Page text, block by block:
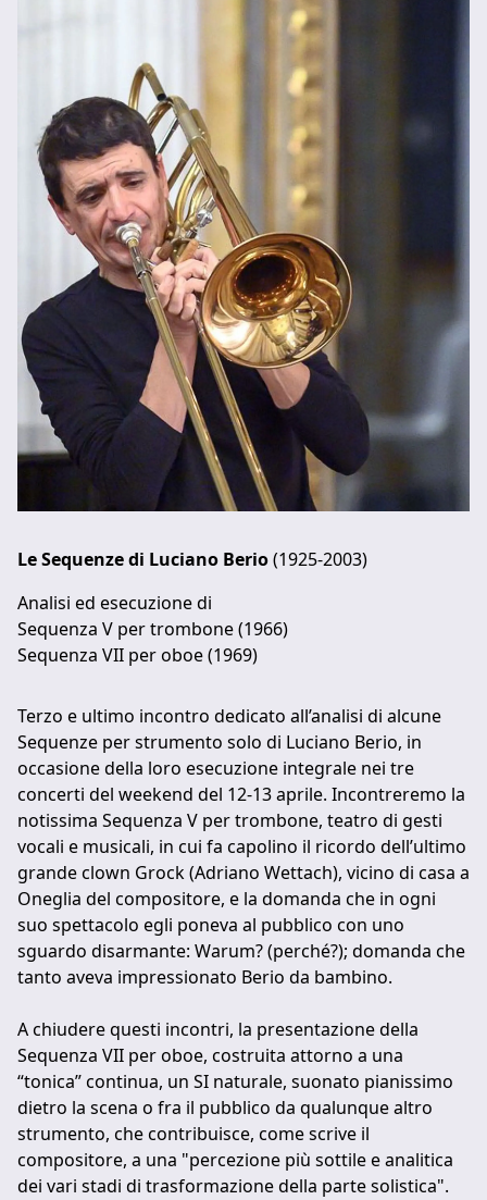
Le Sequenze di Luciano Berio(1925-2003)
Analisi ed esecuzione di
Sequenza V per trombone (1966)
Sequenza VII per oboe (1969)
Terzo e ultimo incontro dedicato all’analisi di alcune
Sequenze per strumento solo di Luciano Berio, in
occasione della loro esecuzione integrale nei tre
concerti del weekend del 12-13 aprile. Incontreremo la
notissima Sequenza V per trombone, teatro di gesti
vocali e musicali, in cui fa capolino il ricordo dell’ultimo
grande clown Grock (Adriano Wettach), vicino di casa a
Oneglia del compositore, e la domanda che in ogni
suo spettacolo egli poneva al pubblico con uno
sguardo disarmante: Warum? (perché?); domanda che
tanto aveva impressionato Berio da bambino.
A chiudere questi incontri, la presentazione della
Sequenza VII per oboe, costruita attorno a una
“tonica” continua, un SI naturale, suonato pianissimo
dietro la scena o fra il pubblico da qualunque altro
strumento, che contribuisce, come scrive il
compositore, a una "percezione più sottile e analitica
dei vari stadi di trasformazione della parte solistica".